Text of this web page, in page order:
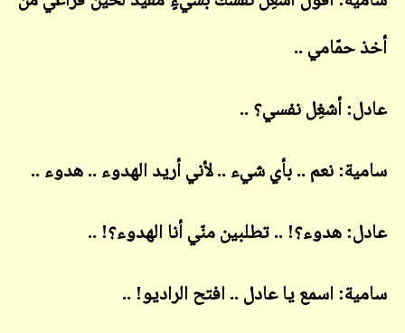
أخذ حمّامي ..
عادل: أشغِل نفسي؟ ..
سامية: نعم .. بأي شيء .. لأني أريد الهدوء .. هدوء ..
عادل: هدوء؟! .. تطلبين منّي أنا الهدوء؟! ..
سامية: اسمع يا عادل .. افتح الراديو! ..